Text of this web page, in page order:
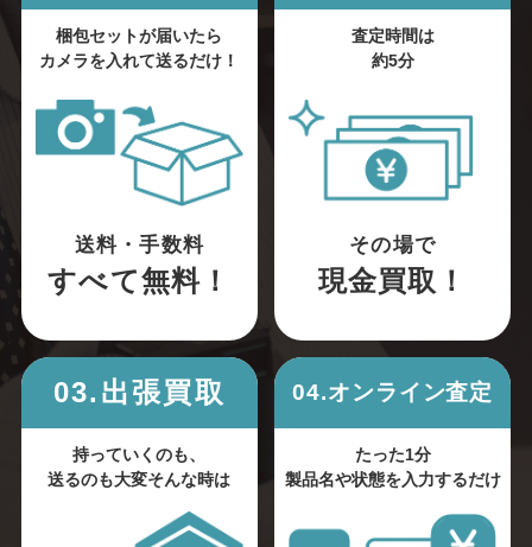
梱包セットが届いたら
カメラを入れて送るだけ！
送料・手数料
すべて無料！
査定時間は
約5分
その場で
現金買取！
03.出張買取
持っていくのも、
送るのも大変そんな時は
04.オンライン査定
たった1分
製品名や状態を入力するだけ